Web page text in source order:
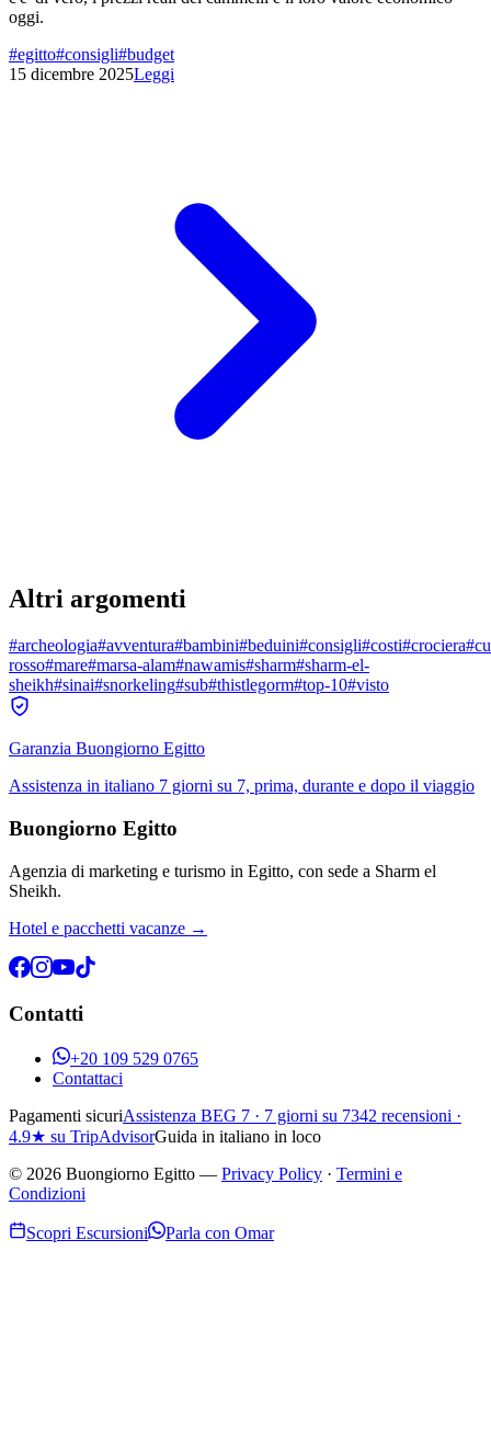
oggi.
#egitto#consigli#budget
15 dicembre 2025Leggi
Altri argomenti
#archeologia#avventura#bambini#beduini#consigli#costi#crociera#
rosso#mare#marsa-alam#nawamis#sharm#sharm-el-
sheikh#sinai#snorkeling#sub#thistlegorm#top-10#visto
Garanzia Buongiorno Egitto
Assistenza in italiano 7 giorni su 7, prima, durante e dopo il viaggio
Buongiorno Egitto
Agenzia di marketing e turismo in Egitto, con sede a Sharm el
Sheikh.
Hotel e pacchetti vacanze →
Contatti
+20 109 529 0765
Contattaci
Pagamenti sicuriAssistenza BEG 7 · 7 giorni su 7342 recensioni ·
4.9★ su TripAdvisorGuida in italiano in loco
© 2026 Buongiorno Egitto — Privacy Policy · Termini e
Condizioni
Scopri Escursioni Parla con Omar